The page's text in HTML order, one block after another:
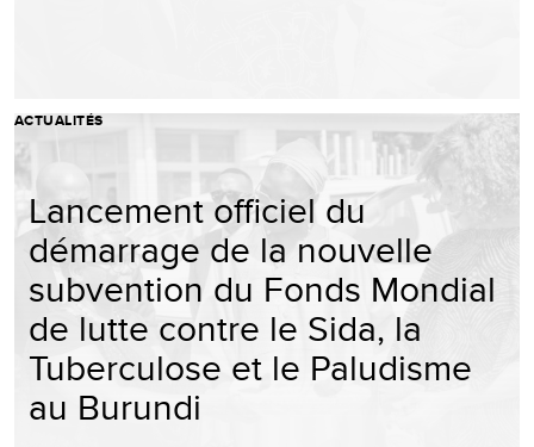
ACTUALITÉS
Lancement officiel du
démarrage de la nouvelle
subvention du Fonds Mondial
de lutte contre le Sida, la
Tuberculose et le Paludisme
au Burundi